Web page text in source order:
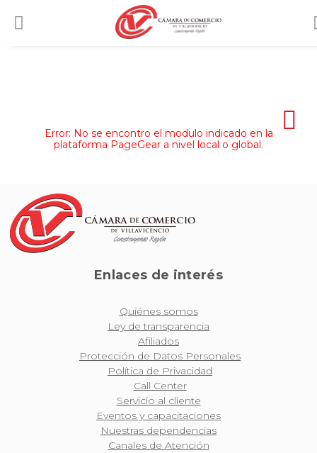
Error: No se encontro el modulo indicado en la
plataforma PageGear a nivel local o global.
Enlaces de interés
Quiénes somos
Ley de transparencia
Afiliados
Protección de Datos Personales
Política de Privacidad
Call Center
Servicio al cliente
Eventos y capacitaciones
Nuestras dependencias
Canales de Atención